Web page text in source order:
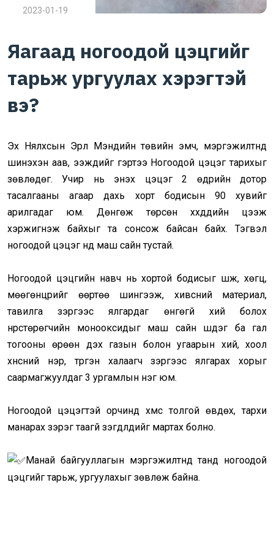
2023-01-19
Яагаад ногоодой цэцгийг
тарьж ургуулах хэрэгтэй
вэ?
Эх Нялхсын Эрүүл Мэндийн төвийн эмч, мэргэжилтнүүд
шинэхэн аав, ээжүүдийг гэртээ Ногоодой цэцэг тарихыг
зөвлөдөг. Учир нь энэхүү цэцэг 2 өдрийн дотор
тасалгааны агаар дахь хорт бодисын 90 хувийг
арилгадаг юм. Дөнгөж төрсөн хүүхдүүдийн цээж
хэржигнэж байхыг та сонсож байсан байх. Тэгвэл
ногоодой цэцэг үүнд маш сайн тустай.
Ногоодой цэцгийн навч нь хортой бодисыг шүүж, хөгц,
мөөгөнцрийг өөртөө шингээж, хивсний материал,
тавилга зэргээс ялгардаг өнгөгүй хий болох
нүүрстөрөгчийн монооксидыг маш сайн шүүдэг ба гал
тогооны өрөөн дэх газын болон угаарын хий, хоол
хүнсний үнэр, түргэн халаагч зэргээс ялгарах хорыг
саармагжуулдаг 3 ургамлын нэг юм.
Ногоодой цэцэгтэй орчинд хүмүүс толгой өвдөх, тархи
манарах зэрэг таагүй үзэгдлүүдийг мартах болно.
Манай байгууллагын мэргэжилтнүүд танд ногоодой
цэцгийг тарьж, ургуулахыг зөвлөж байна.